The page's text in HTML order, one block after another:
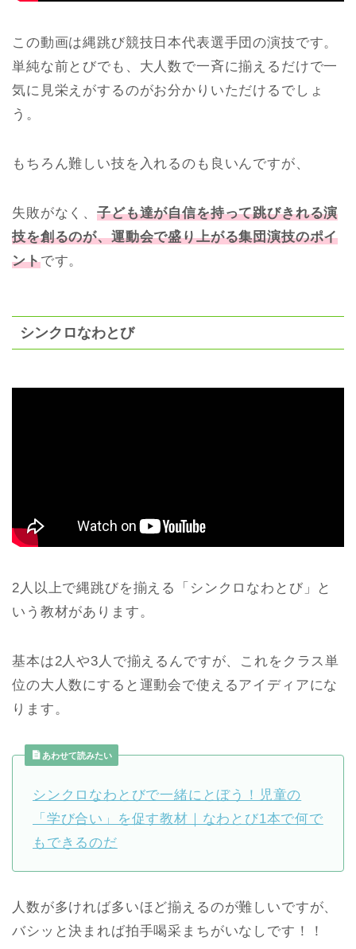
この動画は縄跳び競技日本代表選手団の演技です。
単純な前とびでも、大人数で一斉に揃えるだけで一
気に見栄えがするのがお分かりいただけるでしょ
う。
もちろん難しい技を入れるのも良いんですが、
失敗がなく、子ども達が自信を持って跳びきれる演
技を創るのが、運動会で盛り上がる集団演技のポイ
ントです。
シンクロなわとび
2人以上で縄跳びを揃える「シンクロなわとび」と
いう教材があります。
基本は2人や3人で揃えるんですが、これをクラス単
位の大人数にすると運動会で使えるアイディアにな
ります。
あわせて読みたい
シンクロなわとびで一緒にとぼう！児童の
「学び合い」を促す教材｜なわとび1本で何で
もできるのだ
人数が多ければ多いほど揃えるのが難しいですが、
バシッと決まれば拍手喝采まちがいなしです！！